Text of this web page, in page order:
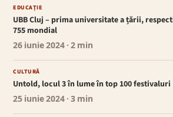
EDUCAȚIE
UBB Cluj – prima universitate a țării,
755 mondial
26 iunie 2024 · 2 min
CULTURĂ
Untold, locul 3 în lume în top 100 festivaluri
25 iunie 2024 · 3 min